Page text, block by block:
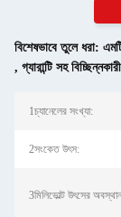
বিশেষভাবে তুলে ধরা:
, গ্যারান্টি সহ
1চ্যানেলের সংখ্যা:
2সংকেত উৎস:
3মিলিভোল্ট উৎসের